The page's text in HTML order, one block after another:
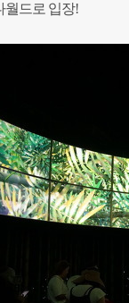
월드로 입장!